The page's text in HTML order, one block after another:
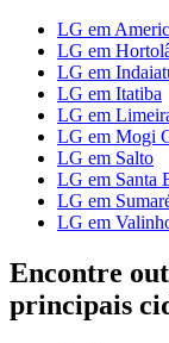
LG em
LG em
LG em
LG em Itatiba
LG em
LG em Mogi
LG em Salto
LG em Santa
LG em
LG em
Encontre
principais